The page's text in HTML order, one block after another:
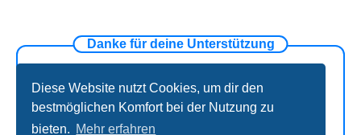
Diese Website nutzt Cookies, um dir den
bestmöglichen Komfort bei der Nutzung zu
bieten. Mehr erfahren
Danke für deine Unterstützung